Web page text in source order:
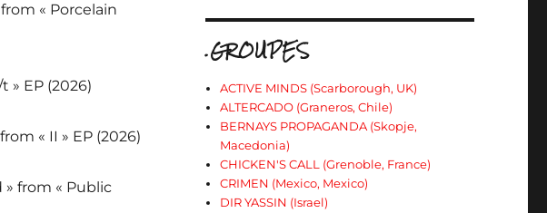
« Porcelain
» EP (2026)
« II » EP (2026)
» from « Public
.GROUPES
ACTIVE MINDS (Scarborough, UK)
ALTERCADO (Graneros, Chile)
BERNAYS PROPAGANDA (Skopje,
Macedonia)
CHICKEN'S CALL (Grenoble, France)
CRIMEN (Mexico, Mexico)
DIR YASSIN (Israel)